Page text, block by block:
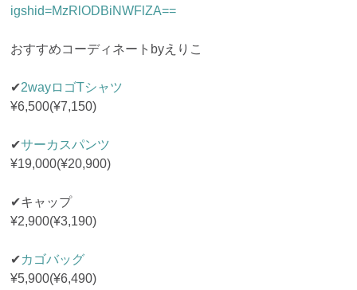
igshid=MzRlODBiNWFlZA==
おすすめコーディネートbyえりこ
✔︎2wayロゴTシャツ
¥6,500(¥7,150)
✔︎サーカスパンツ
¥19,000(¥20,900)
✔︎キャップ
¥2,900(¥3,190)
✔︎カゴバッグ
¥5,900(¥6,490)